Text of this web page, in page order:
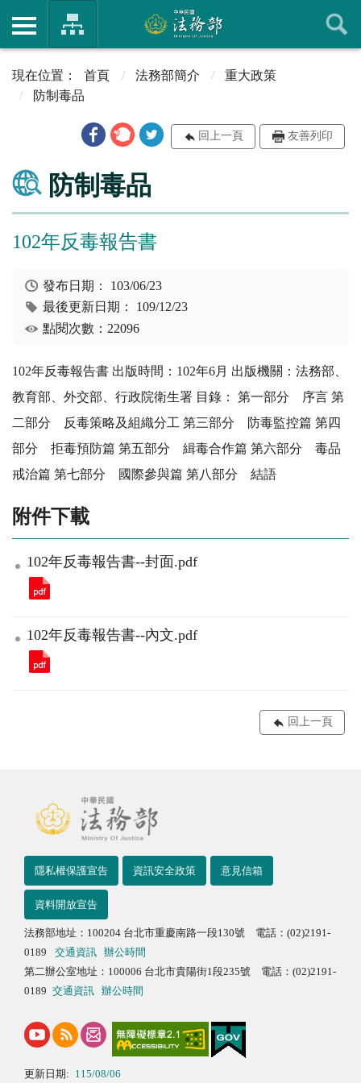
首頁 法務部簡介
重大政策
防制毒品
回上一頁 友善列印
防制毒品
102年反毒報告書
發布日期： 103/06/23
最後更新日期： 109/12/23
點閱次數：22096
102年反毒報告書 出版時間：102年6月 出版機關：法務部、
教育部、外交部、行政院衛生署 目錄： 第一部分 序言 第
二部分 反毒策略及組織分工 第三部分 防毒監控篇 第四
部分 拒毒預防篇 第五部分 緝毒合作篇 第六部分 毒品
戒治篇 第七部分 國際參與篇 第八部分 結語
附件下載
102年反毒報告書--封面.pdf
102年反毒報告書--內文.pdf
回上一頁
隱私權保護宣告 資訊安全政策 意見信箱
資料開放宣告
法務部地址：100204 台北市重慶南路一段130號 電話：(02)2191-
0189
交通資訊
辦公時間
第二辦公室地址：100006 台北市貴陽街1段235號 電話：(02)2191-
0189 交通資訊 辦公時間
更新日期: 115/08/06